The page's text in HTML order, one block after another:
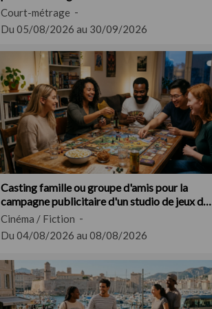
en Eure-et-Loir
Court-métrage
Du 05/08/2026 au 30/09/2026
Casting famille ou groupe d'amis pour la
campagne publicitaire d'un studio de jeux de
sociétés
Cinéma / Fiction
Du 04/08/2026 au 08/08/2026